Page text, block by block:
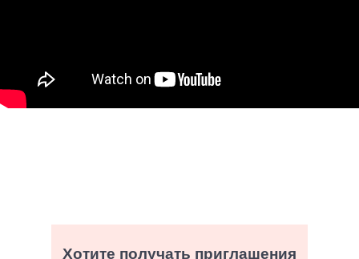
Хотите получать приглашения